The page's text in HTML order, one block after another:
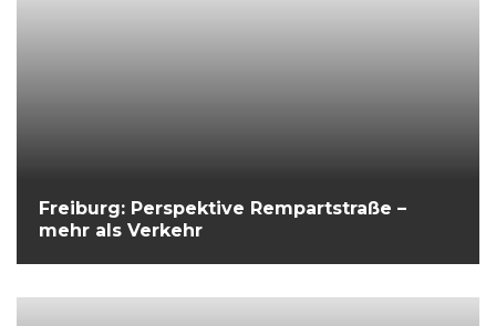
Freiburg: Perspektive Rempartstraße –
mehr als Verkehr